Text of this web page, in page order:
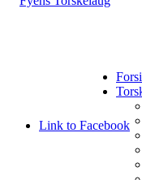
Link to Facebook